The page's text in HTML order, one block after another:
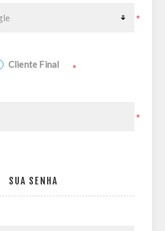
*
Cliente Final *
*
SUA SENHA